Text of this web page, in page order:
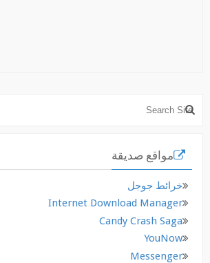
مواقع صديقة
خرائط جوجل
Internet Download Manager
Candy Crash Saga
YouNow
Messenger